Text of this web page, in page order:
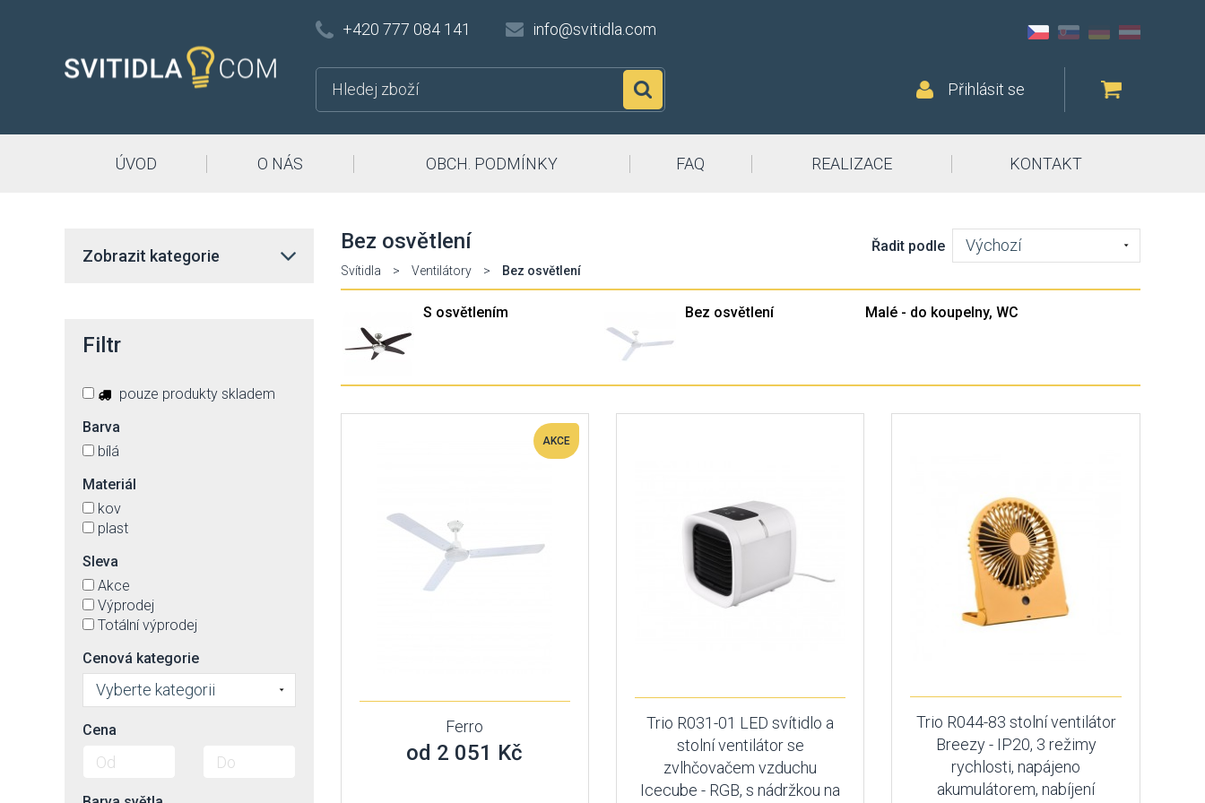
+420 777 084 141 info@svitidla.com
Přihlásit se
ÚVOD O NÁS OBCH. PODMÍNKY FAQ REALIZACE KONTAKT
Bez osvětlení
Svítidla > Ventilátory > Bez osvětlení
Řadit podle Výchozí
S osvětlením Bez osvětlení Malé - do koupelny, WC
AKCE
Ferro
od 2 051 Kč
Trio R031-01 LED svítidlo a
stolní ventilátor se
zvlhčovačem vzduchu
Icecube - RGB, s nádržkou na
Trio R044-83 stolní ventilátor
Breezy - IP20, 3 režimy
rychlosti, napájeno
akumulátorem, nabíjení
Zobrazit kategorie
Filtr
pouze produkty skladem
Barva
bílá
Materiál
kov
plast
Sleva
Akce
Výprodej
Totální výprodej
Cenová kategorie
Vyberte kategorii
Cena